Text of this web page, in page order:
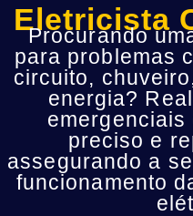
Eletricista
Procurando
para problemas
circuito,
energia?
emergenciais
preciso e
assegurando a
funcionamento